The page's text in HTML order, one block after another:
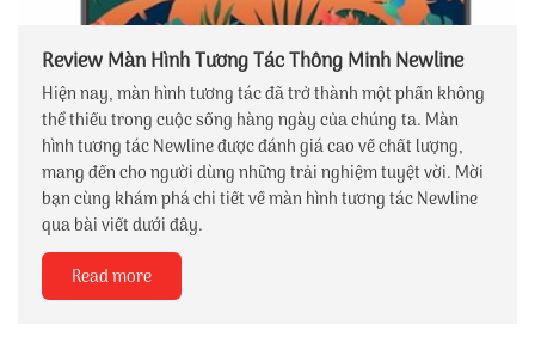
Review Màn Hình Tương Tác Thông Minh Newline
Hiện nay, màn hình tương tác đã trở thành một phần không
thể thiếu trong cuộc sống hàng ngày của chúng ta. Màn
hình tương tác Newline được đánh giá cao về chất lượng,
mang đến cho người dùng những trải nghiệm tuyệt vời. Mời
bạn cùng khám phá chi tiết về màn hình tương tác Newline
qua bài viết dưới đây.
Read more